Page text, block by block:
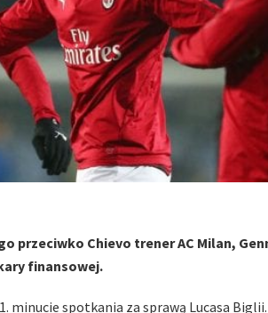
przeciwko Chievo trener AC Milan,
finansowej.
minucie spotkania za sprawą Lucasa